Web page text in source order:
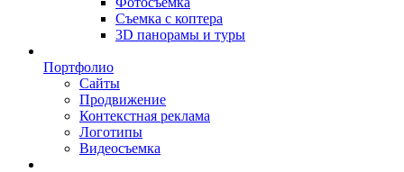
Съемка с коптера
3D панорамы и туры
Портфолио
Сайты
Продвижение
Контекстная реклама
Логотипы
Видеосъемка